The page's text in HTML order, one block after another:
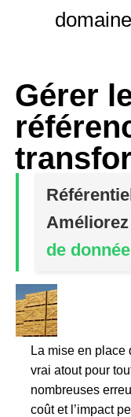
Gérer
de
La mise en place
vrai atout pour
nombreuses
coût et l’impact